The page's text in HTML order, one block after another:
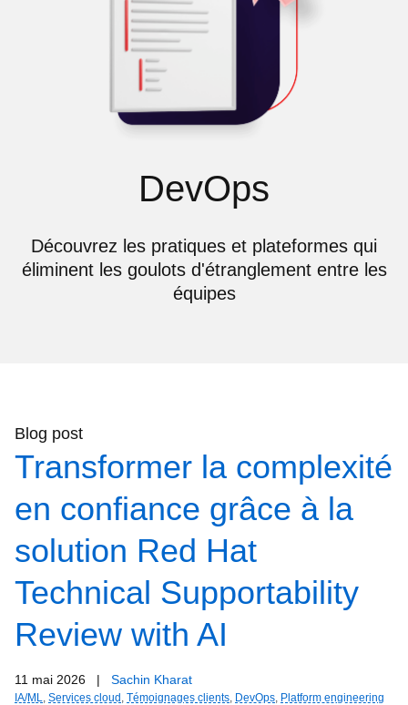
DevOps
Découvrez les pratiques et plateformes qui
éliminent les goulots d'étranglement entre les
équipes
Blog post
Transformer la complexité
en confiance grâce à la
solution Red Hat
Technical Supportability
Review with AI
11 mai 2026 | Sachin Kharat
IA/ML, Services cloud , Témoignages clients, DevOps, Platform engineering